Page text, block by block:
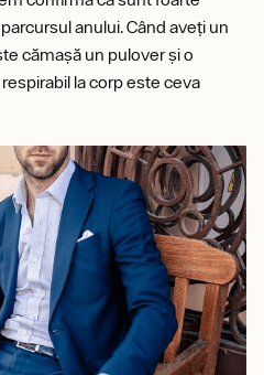
anului. Când aveți un
cămașă un pulover și o
la corp este ceva